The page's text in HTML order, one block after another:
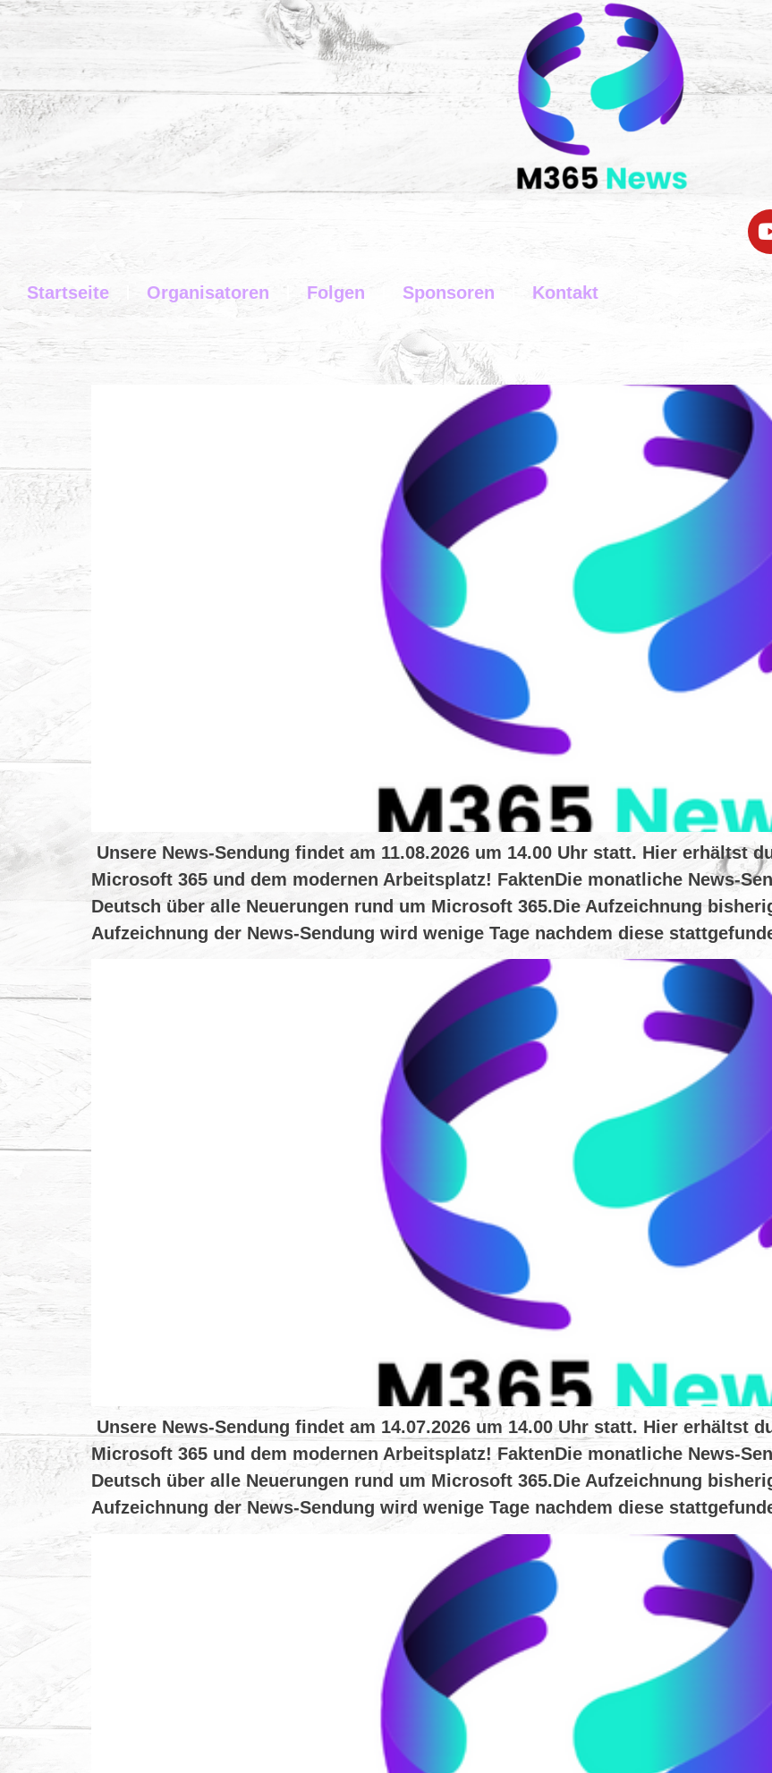
Startseite Organisatoren Folgen Sponsoren Kontakt
Unsere News-Sendung findet am 11.08.2026 um 14.00 Uhr statt. Hier erhältst
Microsoft 365 und dem modernen Arbeitsplatz! FaktenDie monatliche News-
Deutsch über alle Neuerungen rund um Microsoft 365.Die Aufzeichnung
Aufzeichnung der News-Sendung wird wenige Tage nachdem diese
Unsere News-Sendung findet am 14.07.2026 um 14.00 Uhr statt. Hier erhältst
Microsoft 365 und dem modernen Arbeitsplatz! FaktenDie monatliche News-
Deutsch über alle Neuerungen rund um Microsoft 365.Die Aufzeichnung
Aufzeichnung der News-Sendung wird wenige Tage nachdem diese